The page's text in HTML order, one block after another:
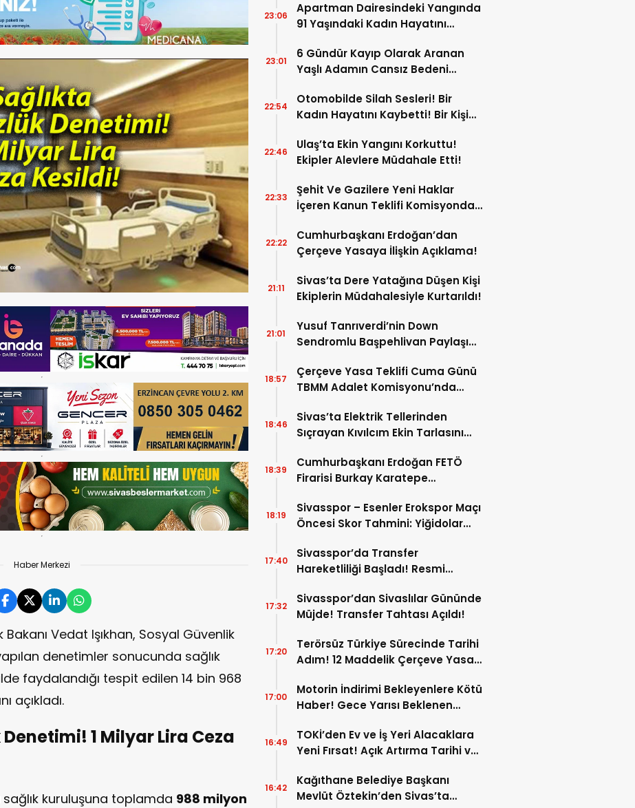
Haber Merkezi
Vedat Işıkhan, Sosyal Güvenlik
denetimler sonucunda sağlık
faydalandığı tespit edilen 14 bin 968
açıkladı.
1 Milyar Lira Ceza
kuruluşuna toplamda 988 milyon
Apartman Dairesindeki Yangında
91 Yaşındaki Kadın Hayatını
23:06
6 Gündür Kayıp Olarak Aranan
Yaşlı Adamın Cansız Bedeni
23:01
Otomobilde Silah Sesleri! Bir
Kadın Hayatını Kaybetti! Bir Kişi
22:54
Ulaş’ta Ekin Yangını Korkuttu!
Ekipler Alevlere Müdahale Etti!
22:46
Şehit Ve Gazilere Yeni Haklar
İçeren Kanun Teklifi Komisyonda
22:33
Cumhurbaşkanı Erdoğan’dan
Çerçeve Yasaya İlişkin Açıklama!
22:22
Sivas’ta Dere Yatağına Düşen Kişi
Ekiplerin Müdahalesiyle Kurtarıldı!
21:11
Yusuf Tanrıverdi’nin Down
Sendromlu Başpehlivan Paylaşımı
21:01
Çerçeve Yasa Teklifi Cuma Günü
TBMM Adalet Komisyonu’nda
18:57
Sivas’ta Elektrik Tellerinden
Sıçrayan Kıvılcım Ekin Tarlasını
18:46
Cumhurbaşkanı Erdoğan FETÖ
Firarisi Burkay Karatepe
18:39
Sivasspor – Esenler Erokspor Maçı
Öncesi Skor Tahmini: Yiğidolar
18:19
Sivasspor’da Transfer
Hareketliliği Başladı! Resmi
17:40
Sivasspor’dan Sivaslılar Gününde
Müjde! Transfer Tahtası Açıldı!
17:32
Terörsüz Türkiye Sürecinde Tarihi
Adım! 12 Maddelik Çerçeve Yasa
17:20
Motorin İndirimi Bekleyenlere Kötü
Haber! Gece Yarısı Beklenen
17:00
TOKİ’den Ev ve İş Yeri Alacaklara
Yeni Fırsat! Açık Artırma Tarihi ve
16:49
Kağıthane Belediye Başkanı
Mevlüt Öztekin’den Sivas’ta
16:42